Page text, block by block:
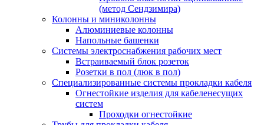
(метод Сендзимира)
Колонны и миниколонны
Алюминиевые колонны
Напольные башенки
Системы электроснабжения рабочих мест
Встраиваемый блок розеток
Розетки в пол (люк в пол)
Специализированные системы прокладки кабеля
Огнестойкие изделия для кабеленесущих
систем
Проходки огнестойкие